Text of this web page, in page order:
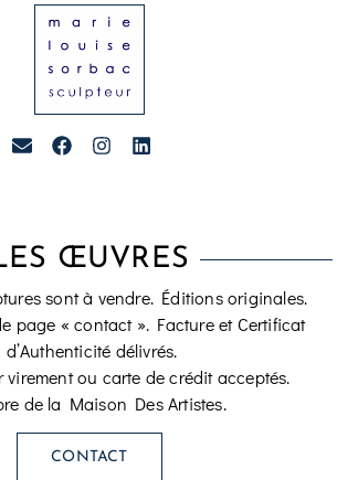
ŒUVRES
sont à vendre. Éditions originales.
page « contact ». Facture et Certificat
d’Authenticité délivrés.
virement ou carte de crédit acceptés.
de la Maison Des Artistes.
CONTACT